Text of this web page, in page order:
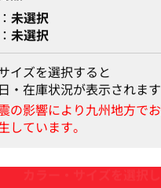
未選択
未選択
イズを選択すると
・在庫状況が表示されます